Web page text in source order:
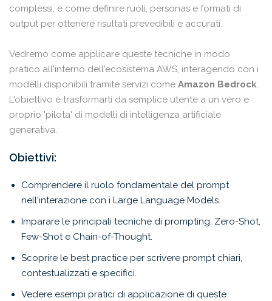
complessi, e come definire ruoli, personas e formati di
output per ottenere risultati prevedibili e accurati.
Vedremo come applicare queste tecniche in modo
pratico all'interno dell'ecosistema AWS, interagendo con i
modelli disponibili tramite servizi come Amazon Bedrock.
L'obiettivo è trasformarti da semplice utente a un vero e
proprio 'pilota' di modelli di intelligenza artificiale
generativa.
Obiettivi:
Comprendere il ruolo fondamentale del prompt
nell'interazione con i Large Language Models.
Imparare le principali tecniche di prompting: Zero-Shot,
Few-Shot e Chain-of-Thought.
Scoprire le best practice per scrivere prompt chiari,
contestualizzati e specifici.
Vedere esempi pratici di applicazione di queste